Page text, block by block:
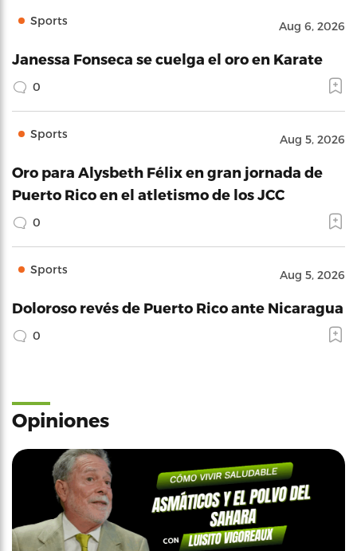
Sports Aug 6, 2026
Janessa Fonseca se cuelga el oro en Karate
0
Sports Aug 5, 2026
Oro para Alysbeth Félix en gran jornada de
Puerto Rico en el atletismo de los JCC
0
Sports Aug 5, 2026
Doloroso revés de Puerto Rico ante Nicaragua
0
Opiniones